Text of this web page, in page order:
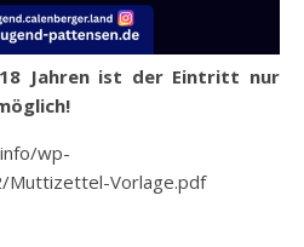
Jahren ist der Eintritt nur
wp-
Vorlage.pdf